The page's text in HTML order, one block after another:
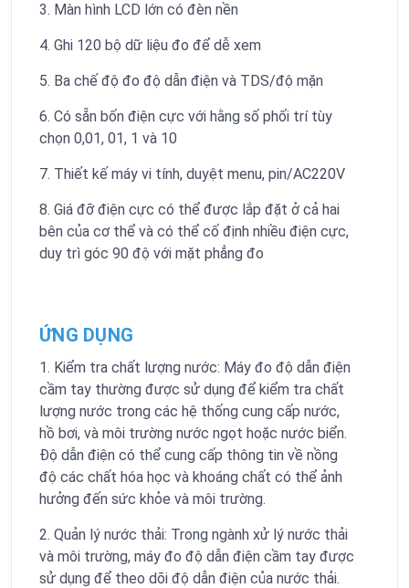
3. Màn hình LCD lớn có đèn nền
4. Ghi 120 bộ dữ liệu đo để dễ xem
5. Ba chế độ đo độ dẫn điện và TDS/độ mặn
6. Có sẵn bốn điện cực với hằng số phối trí tùy
chọn 0,01, 01, 1 và 10
7. Thiết kế máy vi tính, duyệt menu, pin/AC220V
8. Giá đỡ điện cực có thể được lắp đặt ở cả hai
bên của cơ thể và có thể cố định nhiều điện cực,
duy trì góc 90 độ với mặt phẳng đo
ỨNG DỤNG
1. Kiểm tra chất lượng nước: Máy đo độ dẫn điện
cầm tay thường được sử dụng để kiểm tra chất
lượng nước trong các hệ thống cung cấp nước,
hồ bơi, và môi trường nước ngọt hoặc nước biển.
Độ dẫn điện có thể cung cấp thông tin về nồng
độ các chất hóa học và khoáng chất có thể ảnh
hưởng đến sức khỏe và môi trường.
2. Quản lý nước thải: Trong ngành xử lý nước thải
và môi trường, máy đo độ dẫn điện cầm tay được
sử dụng để theo dõi độ dẫn điện của nước thải.